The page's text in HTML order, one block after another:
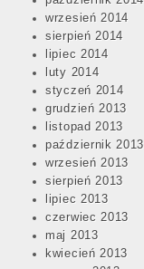
wrzesień 2014
sierpień 2014
lipiec 2014
luty 2014
styczeń 2014
grudzień 2013
listopad 2013
październik 2013
wrzesień 2013
sierpień 2013
lipiec 2013
czerwiec 2013
maj 2013
kwiecień 2013